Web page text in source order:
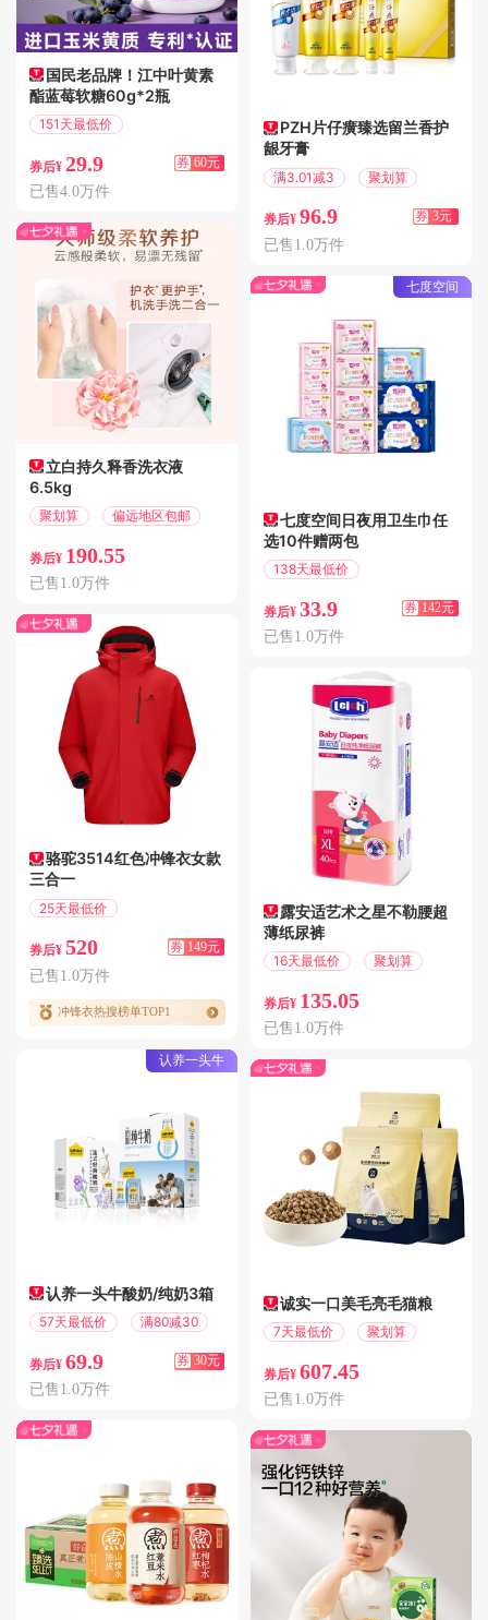
国民老品牌！江中叶黄素
酯蓝莓软糖60g*2瓶
151天最低价
券后¥ 29.9 券 60元
已售4.0万件
立白持久释香洗衣液
6.5kg
聚划算 偏远地区包邮
券后¥ 190.55
已售1.0万件
骆驼3514红色冲锋衣女款
三合一
25天最低价
券后¥ 520 券 149元
已售1.0万件
冲锋衣热搜榜单TOP1
认养一头牛
认养一头牛酸奶/纯奶3箱
57天最低价 满80减30
券后¥ 69.9 券 30元
已售1.0万件
PZH片仔癀臻选留兰香护
龈牙膏
满3.01减3 聚划算
券后¥ 96.9 券 3元
已售1.0万件
七度空间
七度空间日夜用卫生巾任
选10件赠两包
138天最低价
券后¥ 33.9 券 142元
已售1.0万件
露安适艺术之星不勒腰超
薄纸尿裤
16天最低价 聚划算
券后¥ 135.05
已售1.0万件
诚实一口美毛亮毛猫粮
7天最低价 聚划算
券后¥ 607.45
已售1.0万件